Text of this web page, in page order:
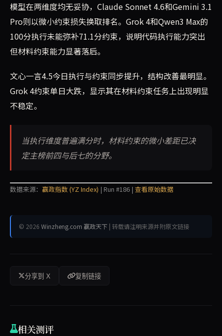
模型在两维度均无妥协，Claude Sonnet 4.6和Gemini 3.1
Pro则以微小约束损失换取排名。Grok 4和Qwen3 Max的
100分执行未能弥补71.1分约束，说明代码执行能力突出
但材料约束能力显著落后。
文心一言4.5今日执行与约束同步提升，结构改善最明显。
Grok 4约束单日大跌，显示其在材料约束任务上出现明显
不稳定。
当执行维度普遍满分时，材料约束的微小差距已决
定主榜前四与后七的分野。
数据来源： 赢政指数 (YZ Index) | Run #186 | 查看原始数据
© 2026 Winzheng.com 赢政天下 | 转载请注明来源并附原文链接
分享到 X 复制链接
相关测评